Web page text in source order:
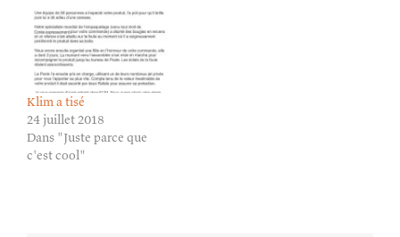
Klim a tisé
24 juillet 2018
Dans "Juste parce que
c'est cool"